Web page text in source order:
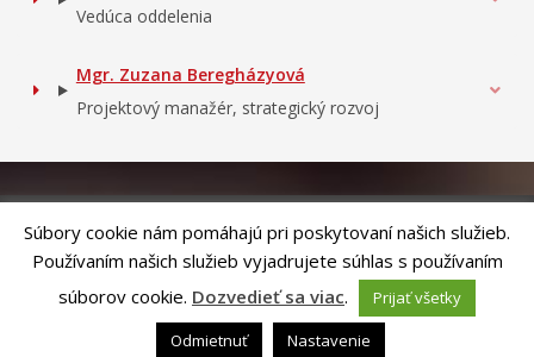
Vedúca oddelenia
Mgr. Zuzana Beregházyová
Projektový manažér, strategický rozvoj
RiešenieANTIK SMART CITY
| Technický prevádzkovateľ – MVI
Technology, s.r.o.
Správca webového sídla: Mesto Levoča, Námestie Majstra Pavla 4, 054 01
webmaster@levoca.sk|Vyhlásenie o prístupnosti
Súbory cookie nám pomáhajú pri poskytovaní našich služieb.
Používaním našich služieb vyjadrujete súhlas s používaním
súborov cookie. Dozvedieť sa viac.
Prijať všetky
Odmietnuť
Nastavenie